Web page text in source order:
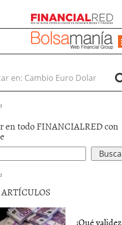
en:
en todo FINANCIALRED con
ARTÍCULOS
¿Qué validez